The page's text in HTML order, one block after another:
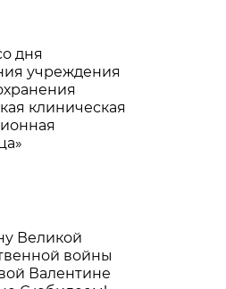
дня
учреждения
клиническая
Великой
войны
Валентине